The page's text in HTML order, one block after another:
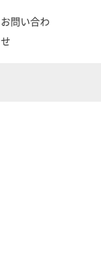
お問い合わ
せ